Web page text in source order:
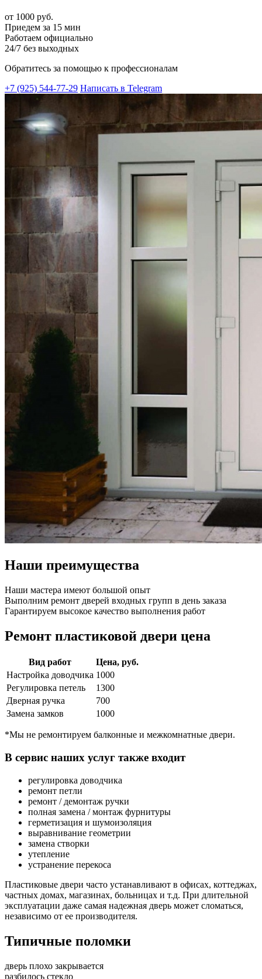
от 1000 руб.
Приедем за 15 мин
Работаем официально
24/7 без выходных
Обратитесь за помощью к профессионалам
+7 (925) 544-77-29 Написать в Telegram
Наши преимущества
Наши мастера имеют большой опыт
Выполним ремонт дверей входных групп в день заказа
Гарантируем высокое качество выполнения работ
Ремонт пластиковой двери цена
Вид работ
Цена, руб.
Настройка доводчика 1000
Регулировка петель
1300
Дверная ручка
700
Замена замков
1000
*Мы не ремонтируем балконные и межкомнатные двери.
В сервис наших услуг также входит
регулировка доводчика
ремонт петли
ремонт / демонтаж ручки
полная замена / монтаж фурнитуры
герметизация и шумоизоляция
выравнивание геометрии
замена створки
утепление
устранение перекоса
Пластиковые двери часто устанавливают в офисах, коттеджах,
частных домах, магазинах, больницах и т.д. При длительной
эксплуатации даже самая надежная дверь может сломаться,
независимо от ее производителя.
Типичные поломки
дверь плохо закрывается
разбилось стекло